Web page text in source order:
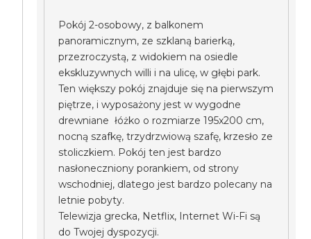
Pokój 2-osobowy, z balkonem
panoramicznym, ze szklaną barierką,
przezroczystą, z widokiem na osiedle
ekskluzywnych willi i na ulicę, w głębi park.
Ten większy pokój znajduje się na pierwszym
piętrze, i wyposażony jest w wygodne
drewniane łóżko o rozmiarze 195x200 cm,
nocną szafkę, trzydrzwiową szafę, krzesło ze
stoliczkiem. Pokój ten jest bardzo
nasłoneczniony porankiem, od strony
wschodniej, dlatego jest bardzo polecany na
letnie pobyty.
Telewizja grecka, Netflix, Internet Wi-Fi są
do Twojej dyspozycji.